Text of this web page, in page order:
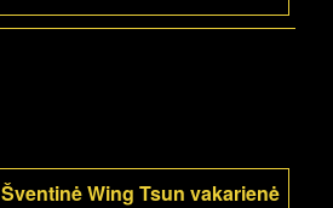
Šventinė Wing Tsun vakarienė